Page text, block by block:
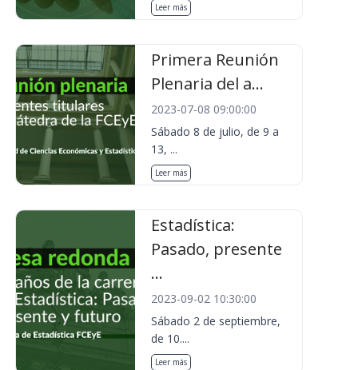
Leer más
Primera Reunión
Plenaria del a...
2023-07-08 09:00:00
Sábado 8 de julio, de 9 a
13, ...
Leer más
Estadística:
Pasado, presente
...
2023-09-02 10:30:00
Sábado 2 de septiembre,
de 10....
Leer más